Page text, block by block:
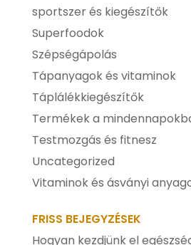
sportszer és kiegészítők
Superfoodok
Szépségápolás
Tápanyagok és vitaminok
Táplálékkiegészítők
Termékek a
Testmozgás és fitnesz
Uncategorized
Vitaminok és ásványi
FRISS BEJEGYZÉSEK
Hogyan kezdjünk el